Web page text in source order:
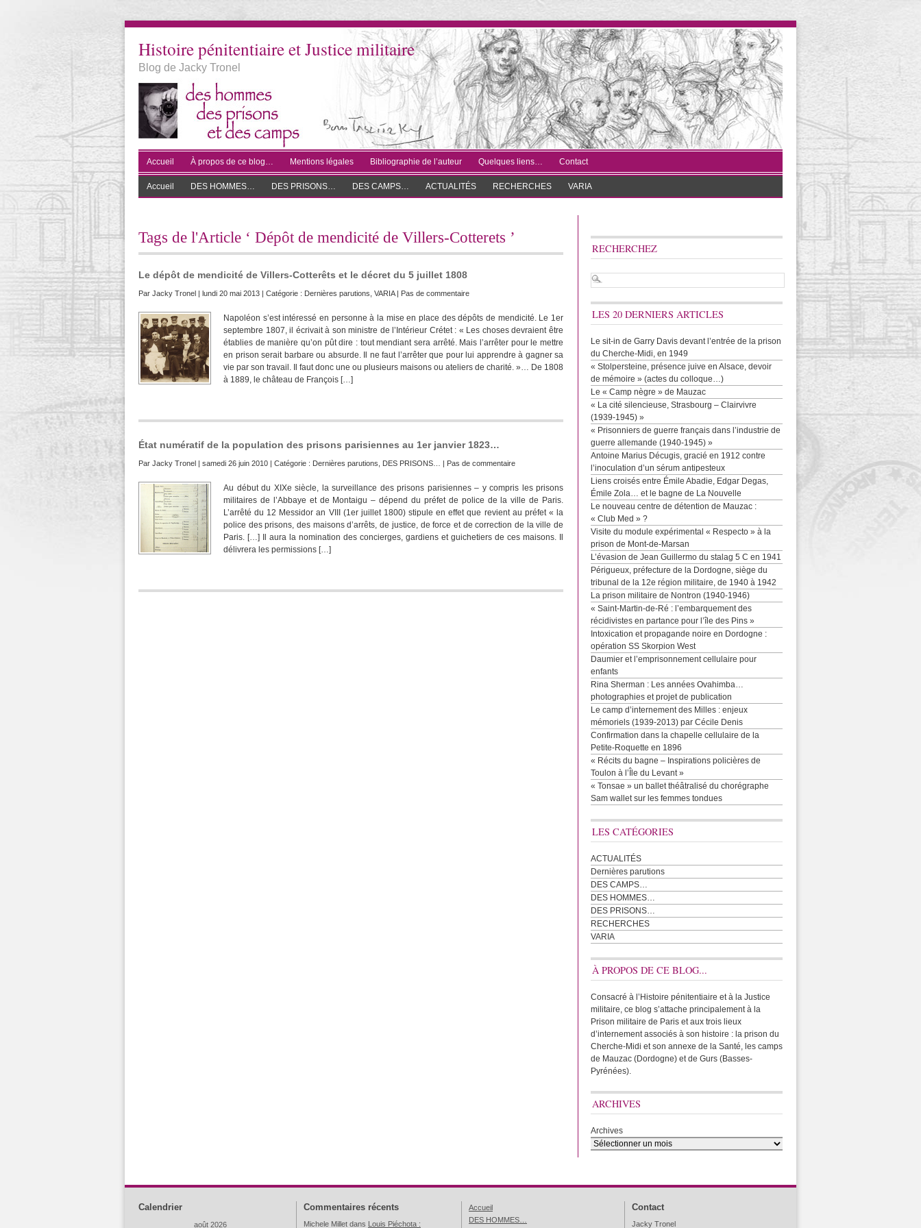
Histoire pénitentiaire et Justice militaire
Blog de Jacky Tronel
Accueil À propos de ce blog… Mentions légales Bibliographie de l’auteur Quelques liens… Contact
Accueil DES HOMMES… DES PRISONS… DES CAMPS… ACTUALITÉS RECHERCHES VARIA
Tags de l'Article ‘ Dépôt de mendicité de Villers-Cotterets ’
Le dépôt de mendicité de Villers-Cotterêts et le décret du 5 juillet 1808
Par Jacky Tronel | lundi 20 mai 2013 | Catégorie : Dernières parutions VARIA| Pas de commentaire
Napoléon s’est intéressé en personne à la mise en place des dépôts de mendicité. Le 1er
septembre 1807, il écrivait à son ministre de l’Intérieur Crétet : « Les choses devraient être
établies de manière qu’on pût dire : tout mendiant sera arrêté. Mais l’arrêter pour le mettre
en prison serait barbare ou absurde. Il ne faut l’arrêter que pour lui apprendre à gagner sa
vie par son travail. Il faut donc une ou plusieurs maisons ou ateliers de charité. »… De 1808
à 1889, le château de François […]
État numératif de la population des prisons parisiennes au 1er janvier 1823…
Par Jacky Tronel | samedi 26 juin 2010 | Catégorie : Dernières parutions DES PRISONS… | Pas de commentaire
Au début du XIXe siècle, la surveillance des prisons parisiennes – y compris les prisons
militaires de l’Abbaye et de Montaigu – dépend du préfet de police de la ville de Paris.
L’arrêté du 12 Messidor an VIII (1er juillet 1800) stipule en effet que revient au préfet « la
police des prisons, des maisons d’arrêts, de justice, de force et de correction de la ville de
Paris. […] Il aura la nomination des concierges, gardiens et guichetiers de ces maisons. Il
délivrera les permissions […]
RECHERCHEZ
LES 20 DERNIERS ARTICLES
Le sit-in de Garry Davis devant l’entrée de la prison
du Cherche-Midi, en 1949
« Stolpersteine, présence juive en Alsace, devoir
de mémoire » (actes du colloque…)
Le « Camp nègre » de Mauzac
« La cité silencieuse, Strasbourg – Clairvivre
(1939-1945) »
« Prisonniers de guerre français dans l’industrie de
guerre allemande (1940-1945) »
Antoine Marius Décugis, gracié en 1912 contre
l’inoculation d’un sérum antipesteux
Liens croisés entre Émile Abadie, Edgar Degas,
Émile Zola… et le bagne de La Nouvelle
Le nouveau centre de détention de Mauzac :
« Club Med » ?
Visite du module expérimental « Respecto » à la
prison de Mont-de-Marsan
L’évasion de Jean Guillermo du stalag 5 C en 1941
Périgueux, préfecture de la Dordogne, siège du
tribunal de la 12e région militaire, de 1940 à 1942
La prison militaire de Nontron (1940-1946)
« Saint-Martin-de-Ré : l’embarquement des
récidivistes en partance pour l’île des Pins »
Intoxication et propagande noire en Dordogne :
opération SS Skorpion West
Daumier et l’emprisonnement cellulaire pour
enfants
Rina Sherman : Les années Ovahimba…
photographies et projet de publication
Le camp d’internement des Milles : enjeux
mémoriels (1939-2013) par Cécile Denis
Confirmation dans la chapelle cellulaire de la
Petite-Roquette en 1896
« Récits du bagne – Inspirations policières de
Toulon à l’Île du Levant »
« Tonsae » un ballet théâtralisé du chorégraphe
Sam wallet sur les femmes tondues
LES CATÉGORIES
ACTUALITÉS
Dernières parutions
DES CAMPS…
DES HOMMES…
DES PRISONS…
RECHERCHES
VARIA
À PROPOS DE CE BLOG...
Consacré à l’Histoire pénitentiaire et à la Justice
militaire, ce blog s’attache principalement à la
Prison militaire de Paris et aux trois lieux
d’internement associés à son histoire : la prison du
Cherche-Midi et son annexe de la Santé, les camps
de Mauzac (Dordogne) et de Gurs (Basses-
Pyrénées).
ARCHIVES
Archives
Calendrier
août 2026
Commentaires récents
Michele Millet dans Louis Piéchota :
Accueil
DES HOMMES…
Contact
Jacky Tronel